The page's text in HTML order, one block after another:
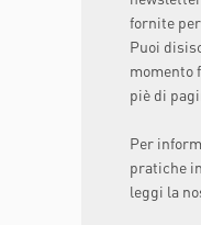
fornite
Puoi
momento
piè di
Per
pratiche
leggi la